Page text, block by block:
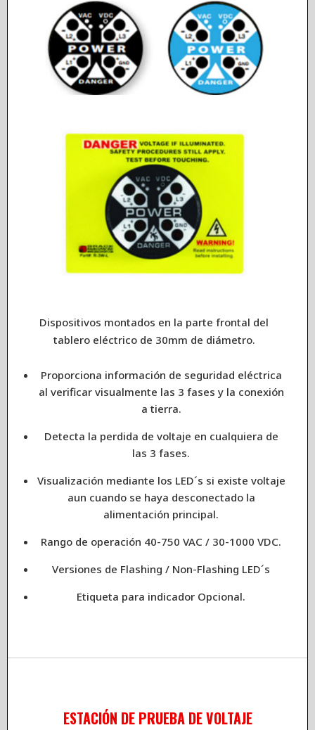
Dispositivos montados en la parte frontal del
tablero eléctrico de 30mm de diámetro.
Proporciona información de seguridad eléctrica
al verificar visualmente las 3 fases y la conexión
a tierra.
Detecta la perdida de voltaje en cualquiera de
las 3 fases.
Visualización mediante los LED´s si existe voltaje
aun cuando se haya desconectado la
alimentación principal.
Rango de operación 40-750 VAC / 30-1000 VDC.
Versiones de Flashing / Non-Flashing LED´s
Etiqueta para indicador Opcional.
ESTACIÓN DE PRUEBA DE VOLTAJE